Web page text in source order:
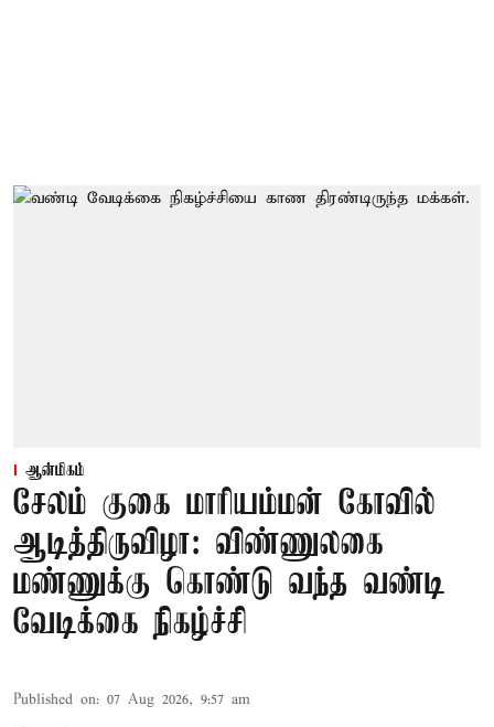
ஆன்மிகம்
சேலம் குகை மாரியம்மன் கோவில்
ஆடித்திருவிழா: விண்ணுலகை
மண்ணுக்கு கொண்டு வந்த வண்டி
வேடிக்கை நிகழ்ச்சி
Published on: 07 Aug 2026, 9:57 am